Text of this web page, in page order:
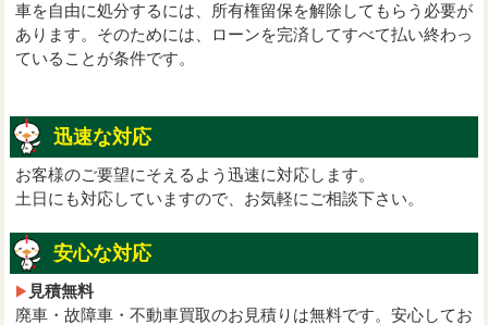
車を自由に処分するには、所有権留保を解除してもらう必要が
あります。そのためには、ローンを完済してすべて払い終わっ
ていることが条件です。
迅速な対応
お客様のご要望にそえるよう迅速に対応します。
土日にも対応していますので、お気軽にご相談下さい。
安心な対応
見積無料
廃車・故障車・不動車買取のお見積りは無料です。安心してお